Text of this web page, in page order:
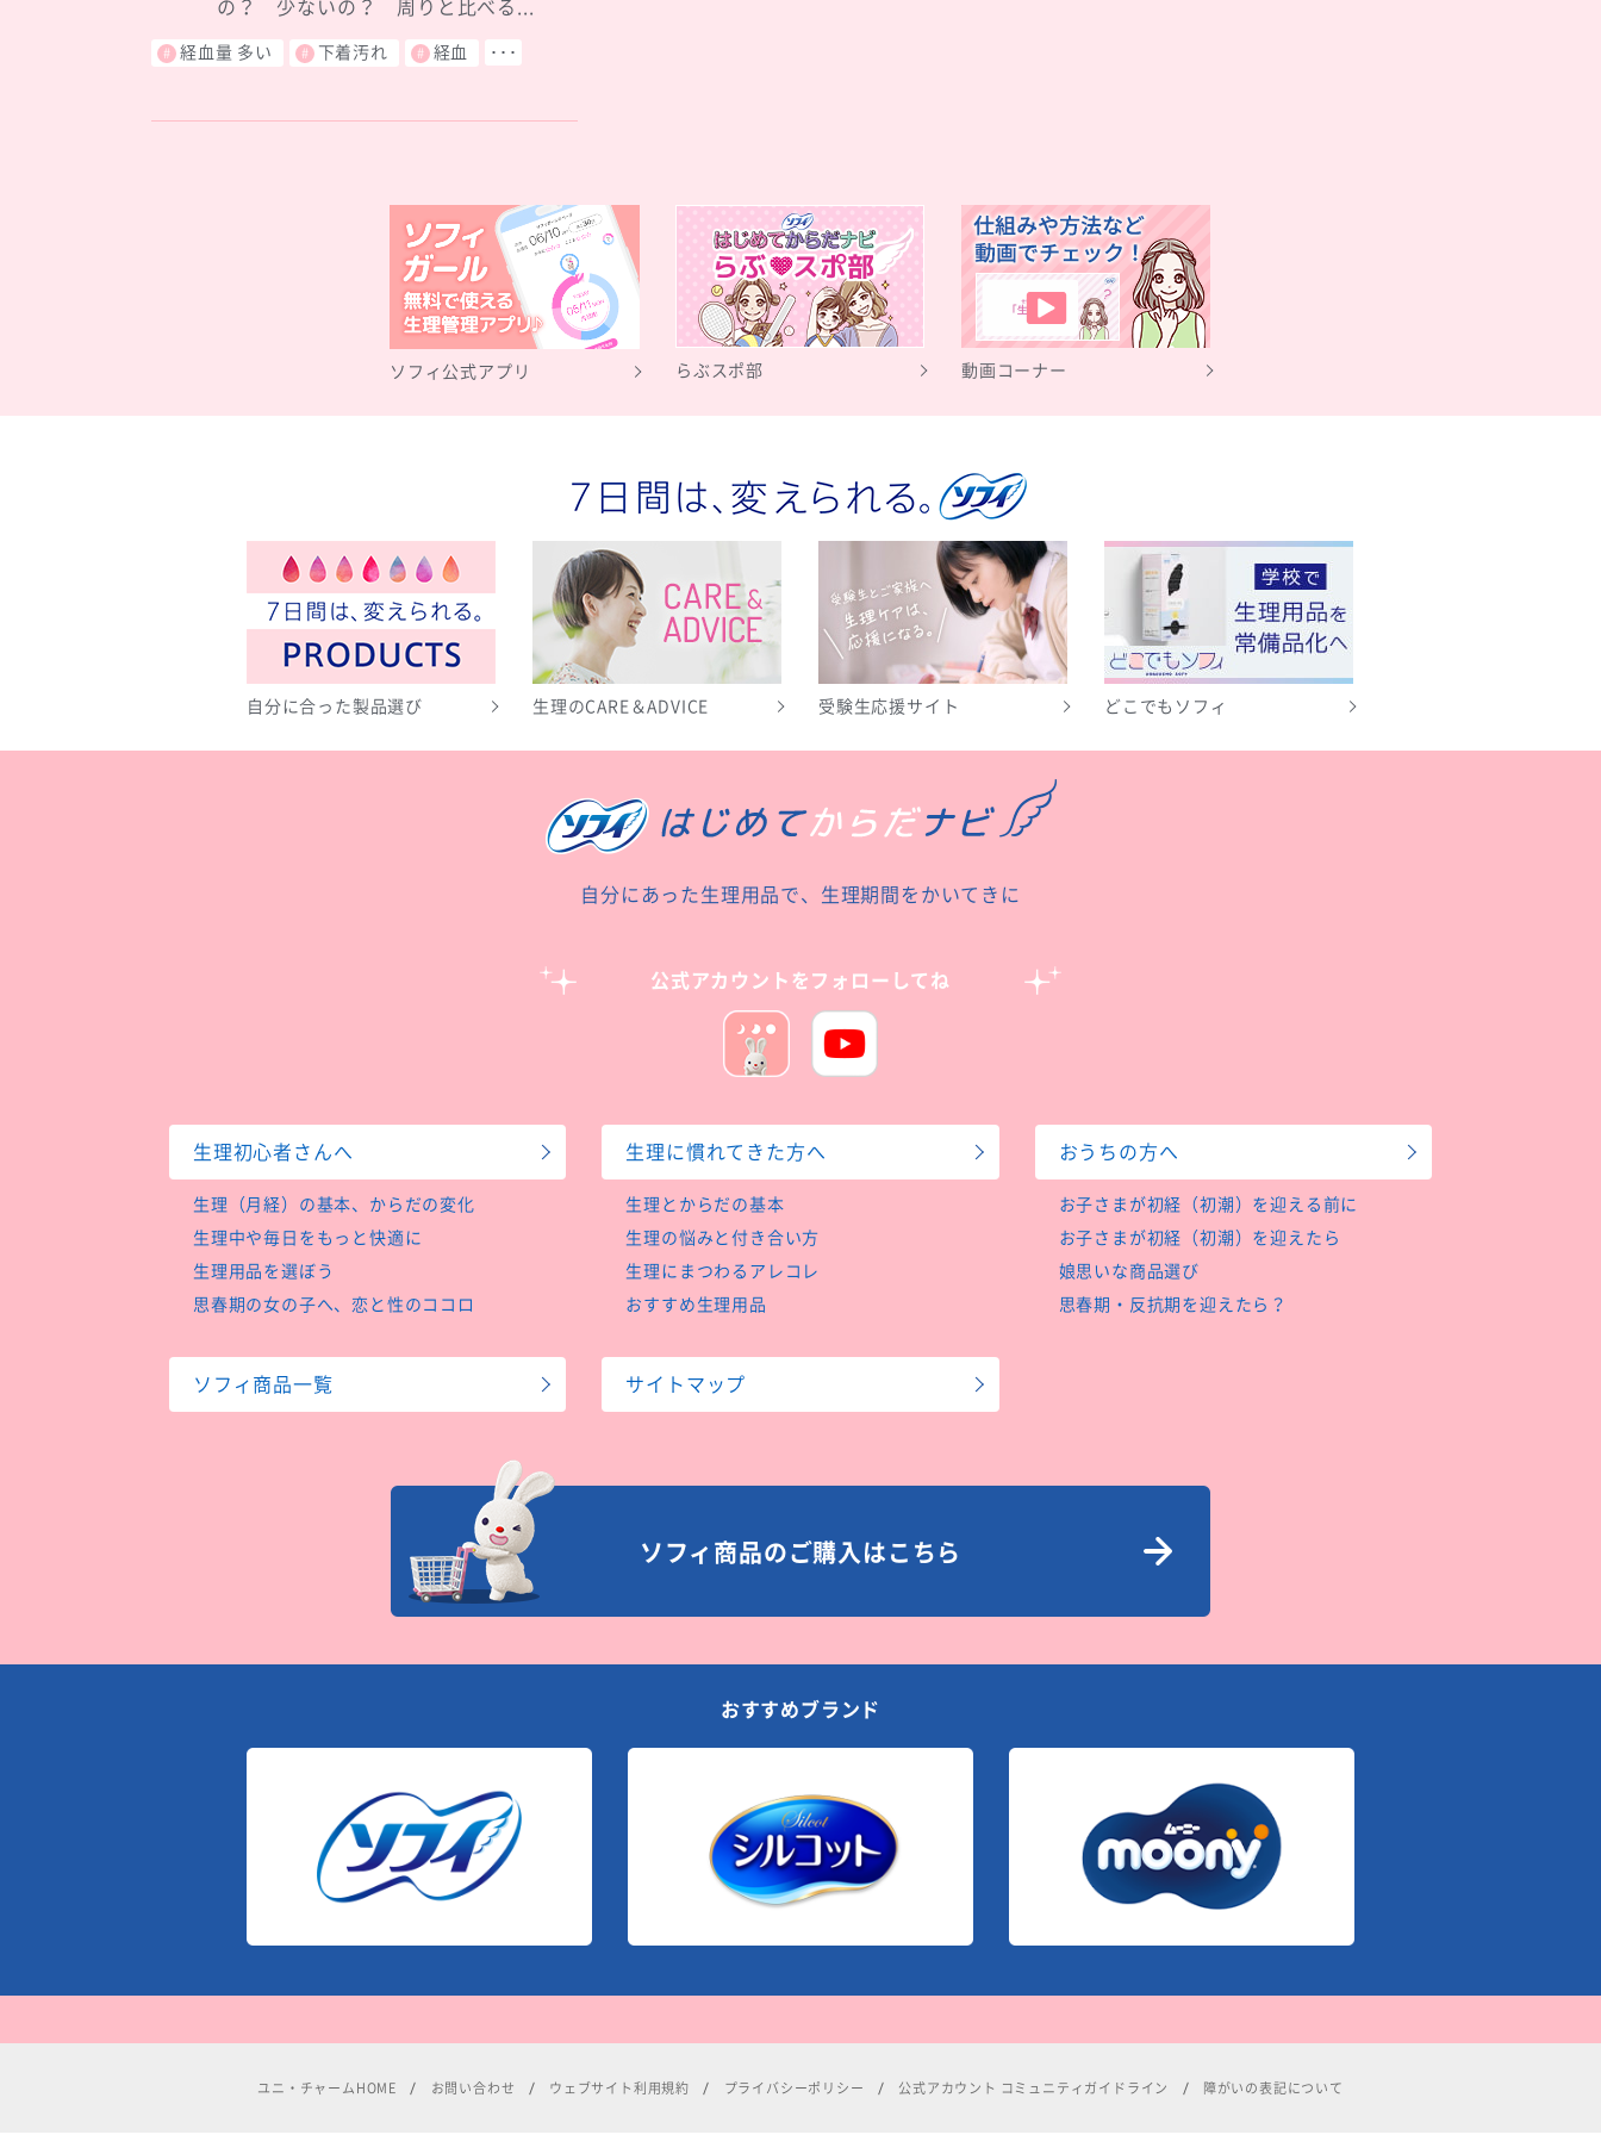
の？ 少ないの？ 周りと比べる...
経血量 多い 下着汚れ 経血 ･･･
ソフィ公式アプリ らぶスポ部 動画コーナー
自分に合った製品選び 生理のCARE＆ADVICE 受験生応援サイト どこでもソフィ
自分にあった生理用品で、生理期間をかいてきに
公式アカウントをフォローしてね
生理初心者さんへ
生理（月経）の基本、からだの変化
生理中や毎日をもっと快適に
生理用品を選ぼう
思春期の女の子へ、恋と性のココロ
生理に慣れてきた方へ
生理とからだの基本
生理の悩みと付き合い方
生理にまつわるアレコレ
おすすめ生理用品
おうちの方へ
お子さまが初経（初潮）を迎える前に
お子さまが初経（初潮）を迎えたら
娘思いな商品選び
思春期・反抗期を迎えたら？
ソフィ商品一覧 サイトマップ
ソフィ商品のご購入はこちら
おすすめブランド
ユニ・チャームHOME お問い合わせ ウェブサイト利用規約 プライバシーポリシー 公式アカウント コミュニティガイドライン 障がいの表記について